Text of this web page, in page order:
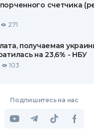
счетчика
271
получаемая
на 23,6% - НБУ
103
Подпишитесь на нас